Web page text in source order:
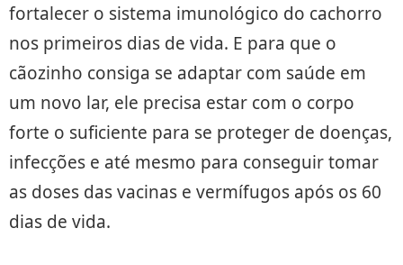
fortalecer o sistema imunológico do cachorro
nos primeiros dias de vida. E para que o
cãozinho consiga se adaptar com saúde em
um novo lar, ele precisa estar com o corpo
forte o suficiente para se proteger de doenças,
infecções e até mesmo para conseguir tomar
as doses das vacinas e vermífugos após os 60
dias de vida.